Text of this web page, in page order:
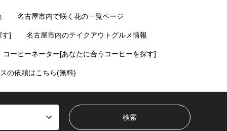
名古屋市内で咲く花の一覧ページ
す] 名古屋市内のテイクアウトグルメ情報
コーヒーネーター[あなたに合うコーヒーを探す]
の依頼はこちら(無料)